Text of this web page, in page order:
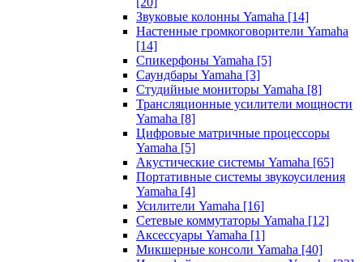
Звуковые колонны Yamaha [14]
Настенные громкоговорители Yamaha
[14]
Спикерфоны Yamaha [5]
Саундбары Yamaha [3]
Студийные мониторы Yamaha [8]
Трансляционные усилители мощности
Yamaha [8]
Цифровые матричные процессоры
Yamaha [5]
Акустические системы Yamaha [65]
Портативные системы звукоусиления
Yamaha [4]
Усилители Yamaha [16]
Сетевые коммутаторы Yamaha [12]
Аксессуары Yamaha [1]
Микшерные консоли Yamaha [40]